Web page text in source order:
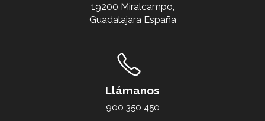
19200 Miralcampo,
Guadalajara España
Llámanos
900 350 450